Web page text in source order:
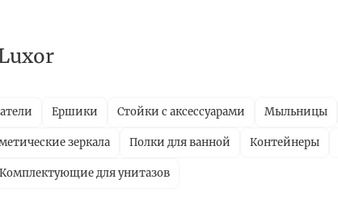
Ершики Стойки с аксессуарами Мыльницы
зеркала Полки для ванной Контейнеры
Комплектующие для унитазов